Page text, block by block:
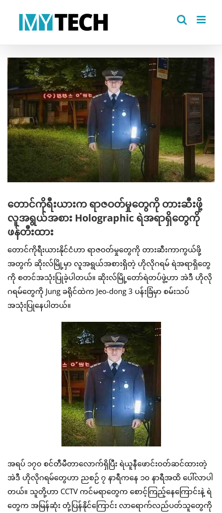
View
Larger
Image
တောင်ကိုရီးယားက ရာဇဝတ်မှုတွေကို တားဆီးဖို့
လူအရွယ်အစား Holographic ရဲအရာရှိတွေကို
ဖန်တီးထား
တောင်ကိုရီးယားနိုင်ငံဟာ ရာဇဝတ်မှုတွေကို တားဆီးကာကွယ်ဖို့
အတွက် ဆိုးလ်မြို့မှာ လူအရွယ်အစားရှိတဲ့ ဟိုလိုဂရမ် ရဲအရာရှိတွေ
ကို စတင်အသုံးပြုခဲ့ပါတယ်။ ဆိုးလ်မြို့တော်ရဲတပ်ဖွဲ့ဟာ အဲဒီ ဟိုလို
ဂရမ်တွေကို Jung ခရိုင်ထဲက Jeo-dong 3 ပန်းခြံမှာ စမ်းသပ်
အသုံးပြုနေပါတယ်။
အရပ် ၁၇၀ စင်တီမီတာလောက်ရှိပြီး ရဲယူနီဖောင်းဝတ်ဆင်ထားတဲ့
အဲဒီ ဟိုလိုဂရမ်တွေဟာ ညစဉ် ၇ နာရီကနေ ၁၀ နာရီအထိ ပေါ်လာပါ
တယ်။ သူတို့ဟာ CCTV ကင်မရာတွေက စောင့်ကြည့်နေကြောင်းနဲ့ ရဲ
တွေက အမြန်ဆုံး တုံ့ပြန်နိုင်ကြောင်း လာရောက်လည်ပတ်သူတွေကို